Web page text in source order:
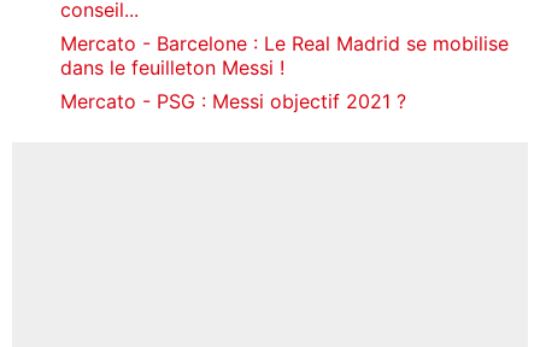
conseil...
Mercato - Barcelone : Le Real Madrid se mobilise
dans le feuilleton Messi !
Mercato - PSG : Messi objectif 2021 ?